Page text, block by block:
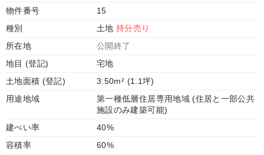
物件番号
15
種別
土地持分売り
所在地
公開終了
地目 (登記)
宅地
土地面積 (登記)
3.50m² (1.1坪)
用途地域
第一種低層住居専用地域 (住居と一部公共
施設のみ建築可能)
建ぺい率
40%
容積率
60%